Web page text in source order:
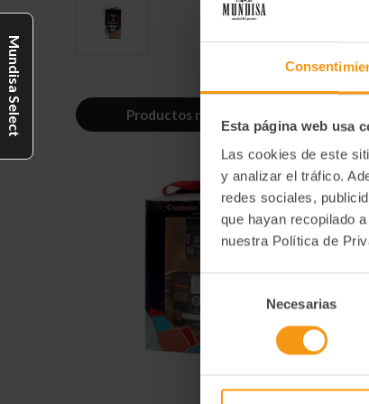
Esta página web usa
Las cookies de este
y analizar el tráfico.
redes sociales,
que hayan recopilado
nuestra Política de
de
consentimiento
Necesarias
Productos relacionados
Mundisa Select